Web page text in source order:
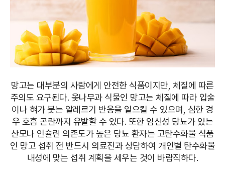
망고는 대부분의 사람에게 안전한 식품이지만, 체질에 따른
주의도 요구된다. 옻나무과 식물인 망고는 체질에 따라 입술
이나 혀가 붓는 알레르기 반응을 일으킬 수 있으며, 심한 경
우 호흡 곤란까지 유발할 수 있다. 또한 임신성 당뇨가 있는
산모나 인슐린 의존도가 높은 당뇨 환자는 고탄수화물 식품
인 망고 섭취 전 반드시 의료진과 상담하여 개인별 탄수화물
내성에 맞는 섭취 계획을 세우는 것이 바람직하다.